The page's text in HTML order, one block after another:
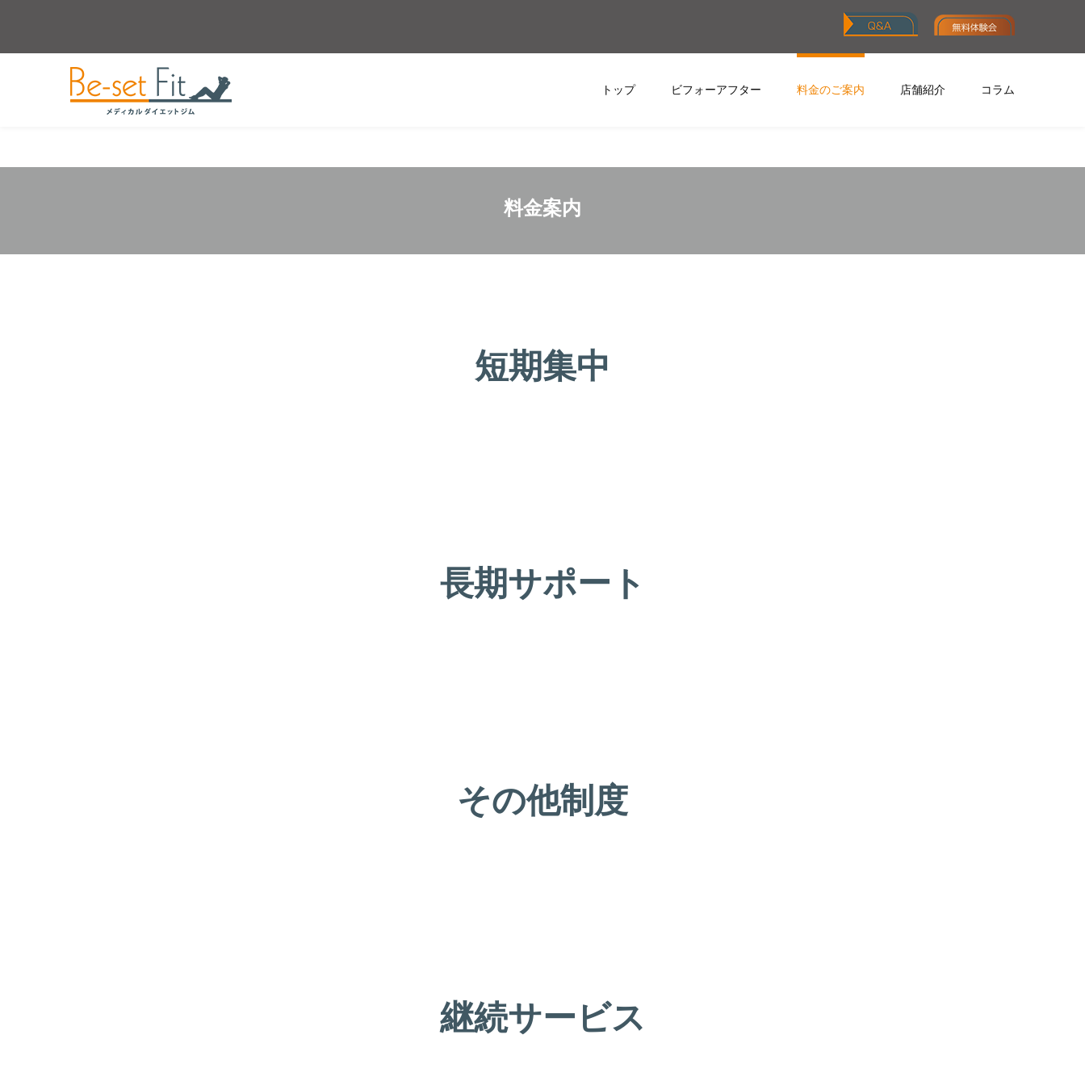
トップ ビフォーアフター 料金のご案内 店舗紹介 コラム
料金案内
短期集中
長期サポート
その他制度
継続サービス